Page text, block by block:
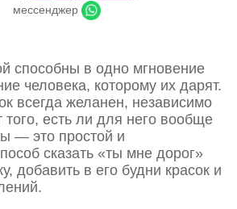
мессенджер
способны в одно мгновение
человека, которому их дарят.
всегда желанен, независимо
того, есть ли для него вообще
— это простой и
сказать «ты мне дорог»
добавить в его будни красок и